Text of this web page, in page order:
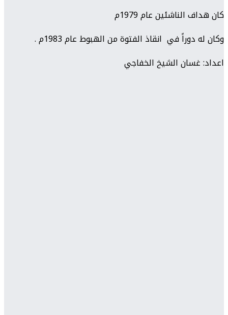
كان هداف الناشئين عام 1979م
وكان له دوراً في انقاذ الفتوة من الهبوط عام 1983م .
اعداد: غسان الشيخ الخفاجي